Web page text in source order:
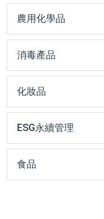
農用化學品
消毒產品
化妝品
ESG永續管理
食品